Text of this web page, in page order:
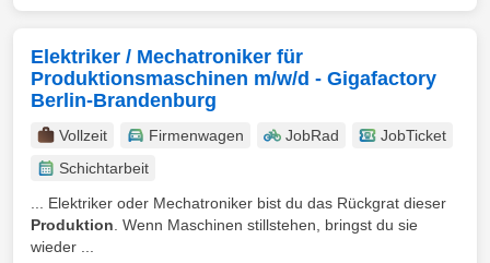
Elektriker / Mechatroniker für
Produktionsmaschinen m/w/d - Gigafactory
Berlin-Brandenburg
Vollzeit Firmenwagen JobRad
JobTicket
Schichtarbeit
... Elektriker oder Mechatroniker bist du das Rückgrat dieser
Produktion . Wenn Maschinen stillstehen, bringst du sie
wieder ...